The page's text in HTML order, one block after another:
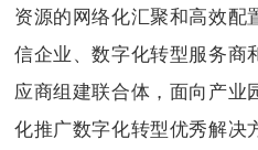
资源的网络化汇聚和高效配
信企业、数字化转型服务商
应商组建联合体，面向产业
化推广数字化转型优秀解决